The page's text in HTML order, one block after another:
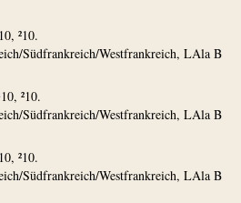
²10.
Südfrankreich/Westfrankreich, LAla B
²10.
Südfrankreich/Westfrankreich, LAla B
²10.
Südfrankreich/Westfrankreich, LAla B